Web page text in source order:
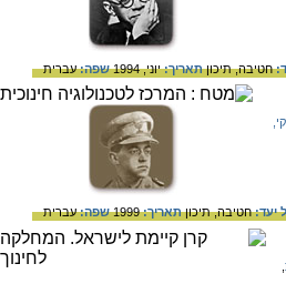
חטיבה,תיכוןתאריך:יוני, 1994 שפה:עברית
יעד:חטיבה,תיכוןתאריך:1999 שפה:עברית